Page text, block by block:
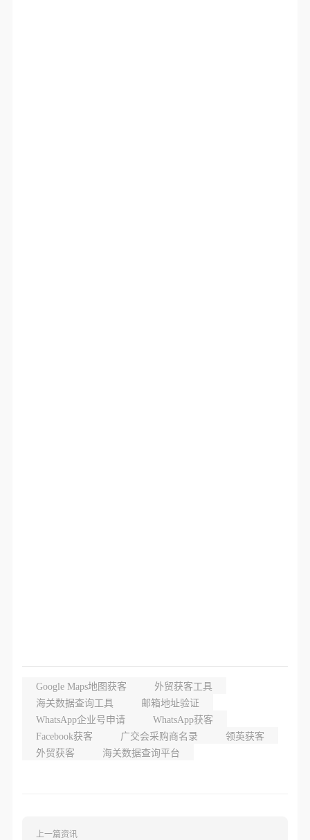
Google Maps地图获客
外贸获客工具
海关数据查询工具
邮箱地址验证
WhatsApp企业号申请
WhatsApp获客
Facebook获客
广交会采购商名录
领英获客
外贸获客
海关数据查询平台
上一篇资讯